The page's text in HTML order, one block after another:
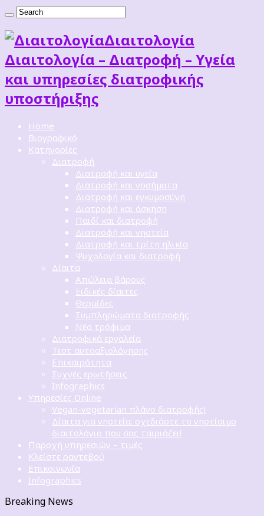
Διαιτoλογία
Διαιτολογία – Διατροφή – Υγεία
και υπηρεσίες διατροφικής
υποστήριξης
Home
Βιογραφικό
Κατηγορίες
Διατροφή
Διατροφή και υγεία
Διατροφή και νοσήματα
Διατροφή και εγκυμοσύνη
Διατροφή και άσκηση
Παιδί και διατροφή
Διατροφή και νηστεία
Διατροφή και τρίτη ηλικία
Ψυχολογία και διατροφή
Δίαιτα
Απώλεια βάρους
Ειδικές δίαιτες
Θερμίδες
Συμπληρώματα διατροφής
Νέα τρόφιμα
Διατροφικά εργαλεία
Τεστ αυτοαξιολόγησης
Επικαιρότητα
Συχνές ερωτήσεις
Infographics
Υπηρεσίες Online
Vegan-vegetarian πλάνο διατροφής!
Δίαιτα για νηστεία: σχεδιάστε το νηστίσιμο
διαιτολόγιο που σας ταιριάζει!
Παροχή υπηρεσιών – τιμές
Κλείστε ραντεβού
Επικοινωνία
Infographics
Breaking News